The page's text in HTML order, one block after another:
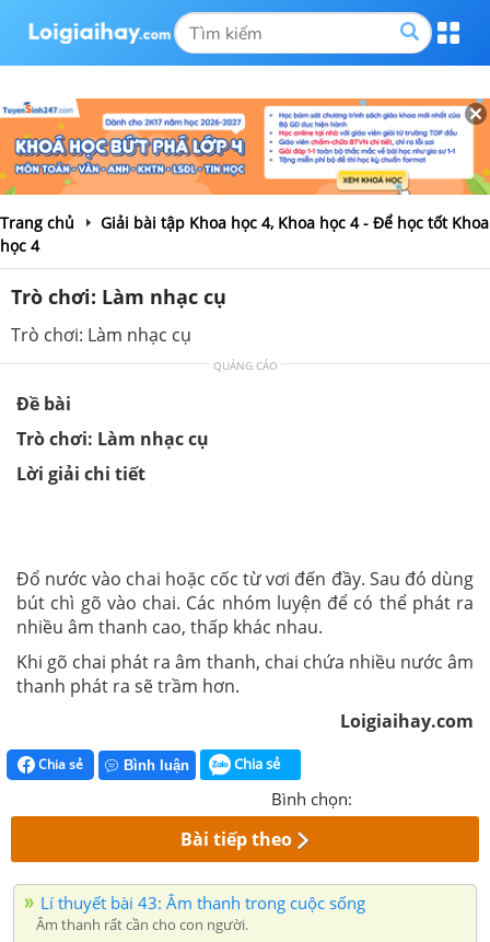
Trang chủ
Giải bài tập Khoa học 4, Khoa học 4 - Để học tốt Khoa
học 4
Trò chơi: Làm nhạc cụ
Trò chơi: Làm nhạc cụ
QUẢNG CÁO
Đề bài
Trò chơi: Làm nhạc cụ
Lời giải chi tiết
Đổ nước vào chai hoặc cốc từ vơi đến đầy. Sau đó dùng
bút chì gõ vào chai. Các nhóm luyện để có thể phát ra
nhiều âm thanh cao, thấp khác nhau.
Khi gõ chai phát ra âm thanh, chai chứa nhiều nước âm
thanh phát ra sẽ trầm hơn.
Loigiaihay.com
Chia sẻ Bình luận Chia sẻ
Bình chọn:
Bài tiếp theo
Lí thuyết bài 43: Âm thanh trong cuộc sống
Âm thanh rất cần cho con người.